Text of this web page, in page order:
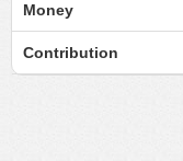
Money
Contribution